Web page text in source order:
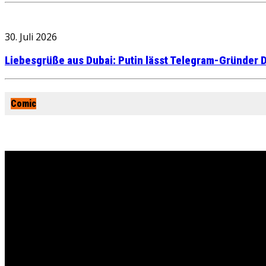
30. Juli 2026
Liebesgrüße aus Dubai: Putin lässt Telegram-Gründer
Comic